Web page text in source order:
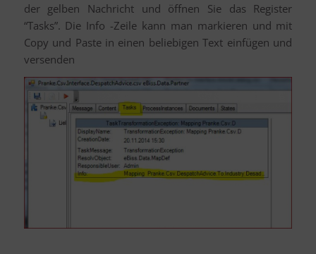
der gelben Nachricht und öffnen Sie das Register
“Tasks”. Die Info -Zeile kann man markieren und mit
Copy und Paste in einen beliebigen Text einfügen und
versenden